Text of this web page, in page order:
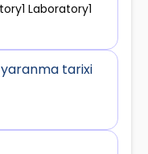
Laboratory1
tarixi